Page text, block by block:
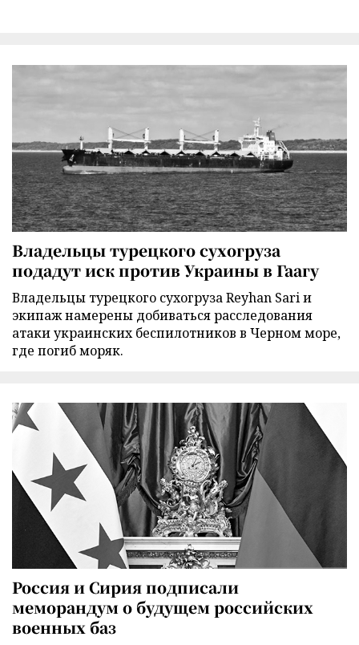
Владельцы турецкого сухогруза
подадут иск против Украины в Гаагу
Владельцы турецкого сухогруза Reyhan Sari и
экипаж намерены добиваться расследования
атаки украинских беспилотников в Черном море,
где погиб моряк.
Россия и Сирия подписали
меморандум о будущем российских
военных баз